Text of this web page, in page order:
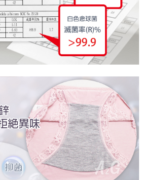
徵得法定代理人或監護人之同意方可使用
經同意申辦者引起之損失，本公司不負相關責
」時，將依據個別帳號之用戶狀況，依本公司即
；若仍有額度不足之情形，本公司將視審查結果
或使用他人資訊註冊。若發現惡意使用之情形，